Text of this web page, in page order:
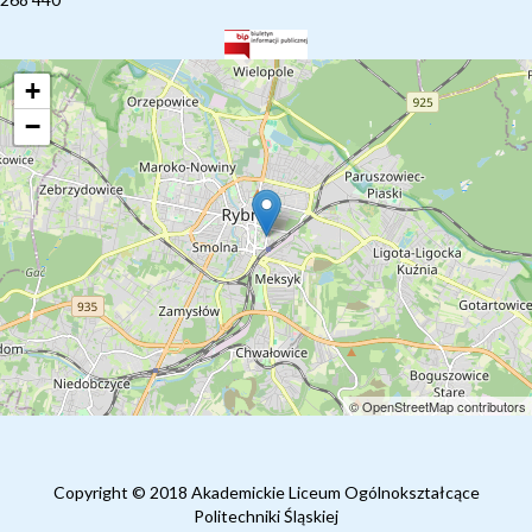
+
−
© OpenStreetMap contributors
Copyright © 2018 Akademickie Liceum Ogólnokształcące
Politechniki Śląskiej